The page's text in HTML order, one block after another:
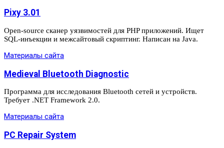
Pixy 3.01
Open-source сканер уязвимостей для PHP приложений. Ищет
SQL-инъекции и межсайтовый скриптинг. Написан на Java.
Материалы сайта
Medieval Bluetooth Diagnostic
Программа для исследования Bluetooth сетей и устройств.
Требует .NET Framework 2.0.
Материалы сайта
PC Repair System